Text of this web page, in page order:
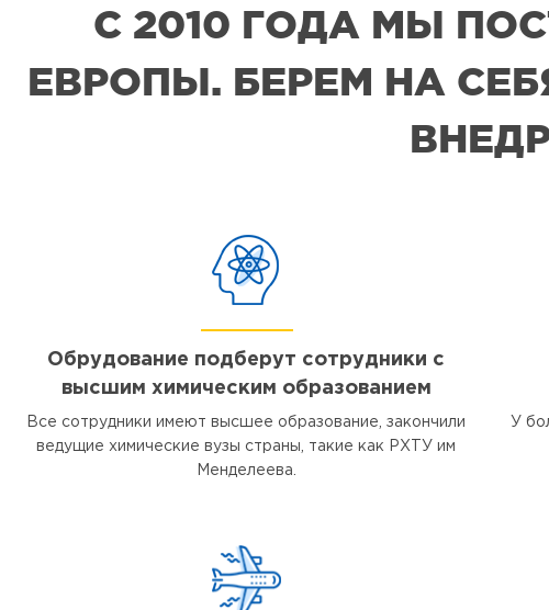
С 2010 ГОДА МЫ
ЕВРОПЫ. БЕРЕМ НА
Обрудование подберут сотрудники с
высшим химическим образованием
Все сотрудники имеют высшее образование, закончили
ведущие химические вузы страны, такие как РХТУ им
Менделеева.
У